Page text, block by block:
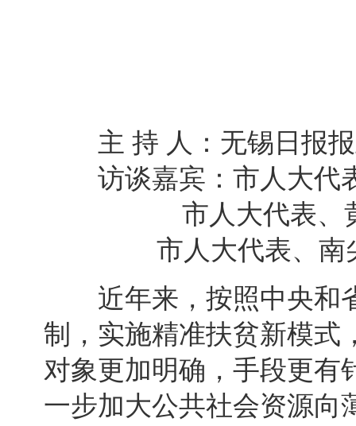
主 持 人：无锡日报
访谈嘉宾：市人大代
市人大代表、黄巷
市人大代表、南尖
近年来，按照中央和
制，实施精准扶贫新模式
对象更加明确，手段更有
一步加大公共社会资源向